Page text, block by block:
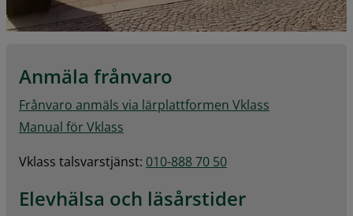
Anmäla frånvaro
Frånvaro anmäls via lärplattformen Vklass
Manual för Vklass
Vklass talsvarstjänst: 010-888 70 50
Elevhälsa och läsårstider